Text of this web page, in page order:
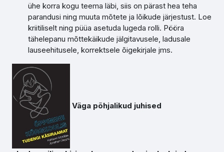
ühe korra kogu teema läbi, siis on pärast hea teha
parandusi ning muuta mõtete ja lõikude järjestust. Loe
kriitiliselt ning püüa asetuda lugeda rolli. Pööra
tähelepanu mõttekäikude jälgitavusele, ladusale
lauseehitusele, korrektsele õigekirjale jms.
Väga põhjalikud juhised